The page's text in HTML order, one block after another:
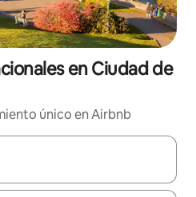
en Ciudad de
único en Airbnb
disponibles, podrás navegar